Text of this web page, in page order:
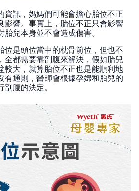
資訊，媽媽們可能會擔心胎位不正
影響。事實上，胎位不正只會影響
兒本身並不會造成傷害。
位是頭位當中的枕骨前位，但也不
全都需要靠剖腹來解決，假如胎兒
較大，就算胎位不正也是能順利地
有通則，醫師會根據孕婦和胎兒的
腹的決定。